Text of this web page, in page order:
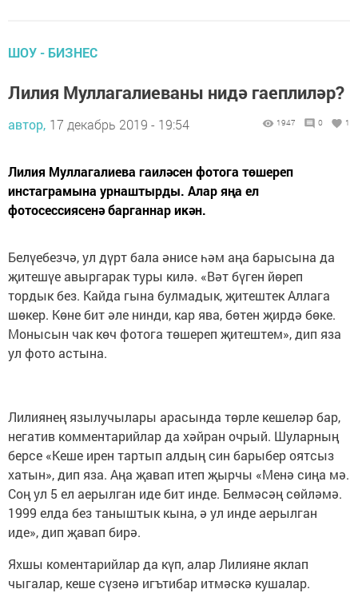
ШОУ - БИЗНЕС
Лилия Муллагалиеваны нидә гаеплиләр?
автор, 17 декабрь 2019 - 19:54 1947 0 1
Лилия Муллагалиева гаиләсен фотога төшереп
инстаграмына урнаштырды. Алар яңа ел
фотосессиясенә барганнар икән.
Белүебезчә, ул дүрт бала әнисе һәм аңа барысына да
җитешүе авыргарак туры килә. «Вәт бүген йөреп
тордык без. Кайда гына булмадык, җитештек Аллага
шөкер. Көне бит әле нинди, кар ява, бөтен җирдә бөке.
Монысын чак көч фотога төшереп җитештем», дип яза
ул фото астына.
Лилиянең язылучылары арасында төрле кешеләр бар,
негатив комментарийлар да хәйран очрый. Шуларның
берсе «Кеше ирен тартып алдың син барыбер оятсыз
хатын», дип яза. Аңа җавап итеп җырчы «Менә сиңа мә.
Соң ул 5 ел аерылган иде бит инде. Белмәсәң сөйләмә.
1999 елда без таныштык кына, ә ул инде аерылган
иде», дип җавап бирә.
Яхшы коментарийлар да күп, алар Лилияне яклап
чыгалар, кеше сүзенә игътибар итмәскә кушалар.